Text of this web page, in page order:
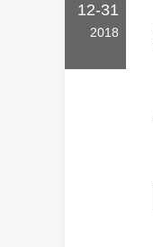
12-31
2018